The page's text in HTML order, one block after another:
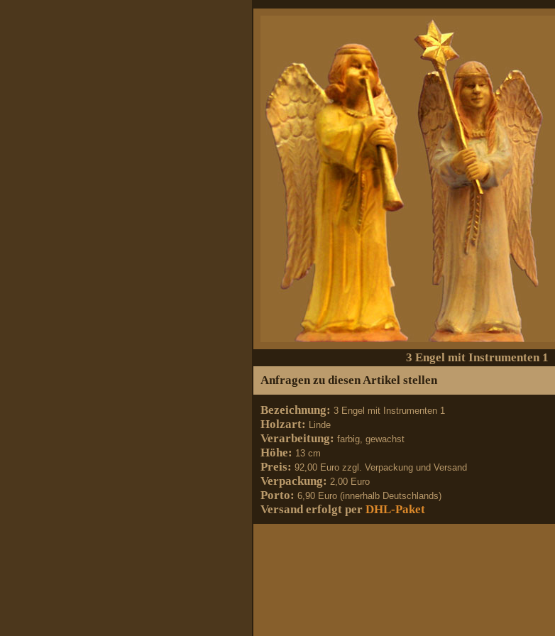
3 Engel mit Instrumenten 1
Anfragen zu diesen Artikel stellen
Bezeichnung: 3 Engel mit Instrumenten 1
Holzart: Linde
Verarbeitung: farbig, gewachst
Höhe: 13 cm
Preis: 92,00 Euro zzgl. Verpackung und Versand
Verpackung: 2,00 Euro
Porto: 6,90 Euro (innerhalb Deutschlands)
Versand erfolgt per DHL-Paket